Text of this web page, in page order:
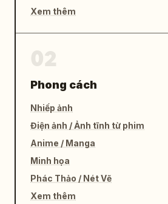
Xem thêm
Phong cách
Nhiếp ảnh
Điện ảnh / Ảnh tĩnh từ phim
Anime / Manga
Minh họa
Phác Thảo / Nét Vẽ
Xem thêm